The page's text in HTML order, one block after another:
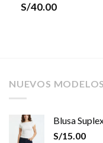
S/40.00
NUEVOS MODELOS
Blusa
S/15.00